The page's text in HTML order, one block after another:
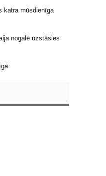
katra mūsdienīga
nogalē uzstāsies